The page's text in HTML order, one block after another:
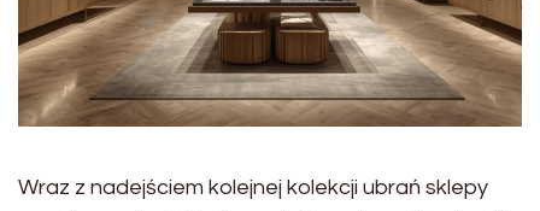
Wraz z nadejściem kolejnej kolekcji ubrań sklepy